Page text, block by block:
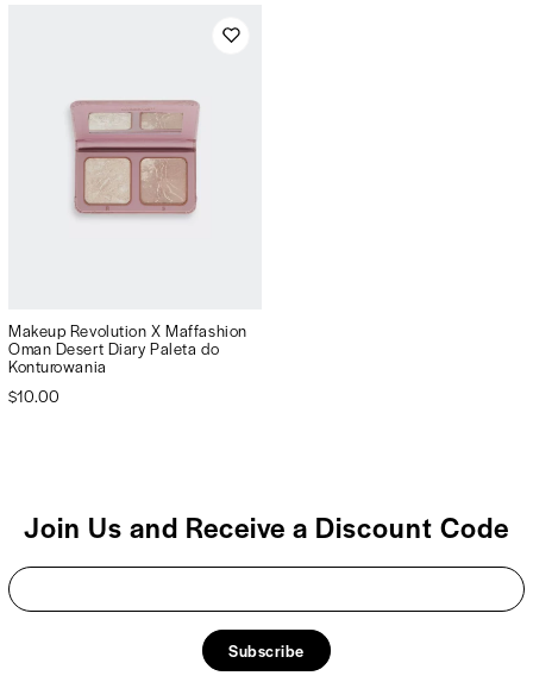
Makeup Revolution X Maffashion
Oman Desert Diary Paleta do
Konturowania
$10.00
Join Us and Receive a Discount Code
Subscribe